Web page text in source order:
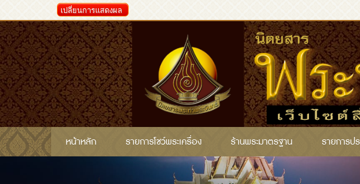
เปลี่ยนการแสดงผล
หน้าหลัก รายการโชว์พระเครื่อง ร้านพระมาตรฐาน รายการป